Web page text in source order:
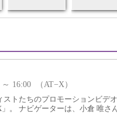
16:00 （AT−X）
ストたちのプロモーションビデ
。 ナビゲーターは、小倉 唯さ